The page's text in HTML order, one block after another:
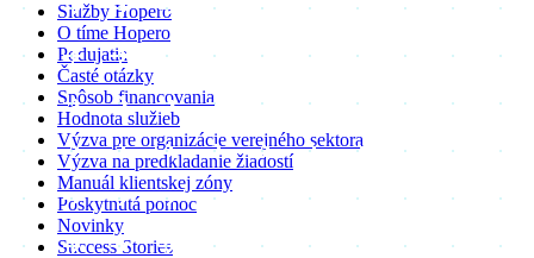
Služby Hopero
O tíme Hopero
Podujatia
Časté otázky
Spôsob financovania
Hodnota služieb
Výzva pre organizácie verejného sektora
Výzva na predkladanie žiadostí
Manuál klientskej zóny
Poskytnutá pomoc
Novinky
Success Stories